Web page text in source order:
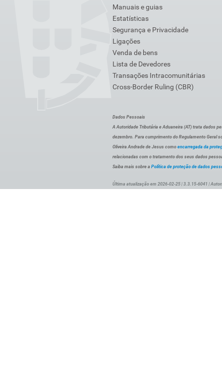
Manuais e guias
Estatísticas
Segurança e Privacidade
Ligações
Venda de bens
Lista de Devedores
Transações Intracomunitárias
Cross-Border Ruling (CBR)
Dados Pessoais
A Autoridade Tributária e Aduaneira (AT) trata dados
dezembro. Para cumprimento do Regulamento Geral
Oliveira Andrade de Jesus como encarregada da
relacionadas com o tratamento dos seus dados
Saiba mais sobre a Política de proteção de dados
Última atualização em 2026-02-25 | 3.3.15-6041 |